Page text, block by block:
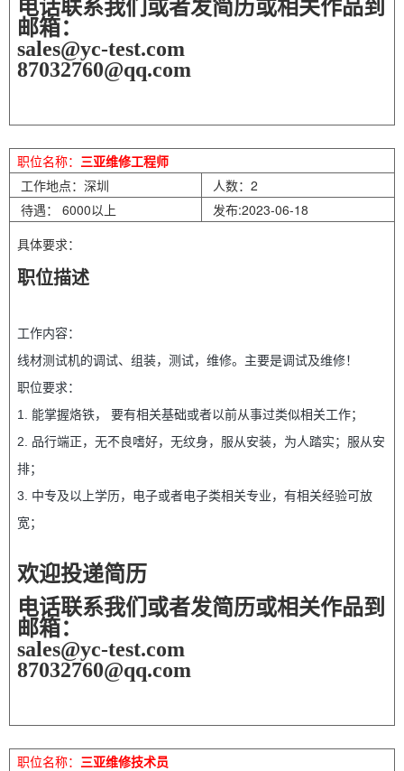
电话联系我们或者发简历或相关作品到
邮箱：
sales@yc-test.com
87032760@qq.com
职位名称： 三亚维修工程师
工作地点：深圳
人数：2
待遇： 6000以上
发布:2023-06-18
具体要求：
职位描述
工作内容：
线材测试机的调试、组装，测试，维修。主要是调试及维修！
职位要求：
1. 能掌握烙铁， 要有相关基础或者以前从事过类似相关工作；
2. 品行端正，无不良嗜好，无纹身，服从安装，为人踏实；服从安
排；
3. 中专及以上学历，电子或者电子类相关专业，有相关经验可放
宽；
8：00-12：00 13：30-17：30 加班有加班费
欢迎投递简历
电话联系我们或者发简历或相关作品到
邮箱：
sales@yc-test.com
87032760@qq.com
职位名称： 三亚维修技术员